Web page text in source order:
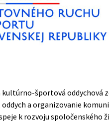
kultúrno-športová oddychová
a organizovanie
k rozvoju spoločenského